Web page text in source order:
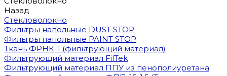
Назад
Стекловолокно
Фильтры напольные DUST STOP
Фильтры напольные PAINT STOP
Ткань ФРНК-1 (фильтрующий материал)
Фильтрующий материал FilTek
Фильтрующий материал ППУ из пенополиуретана